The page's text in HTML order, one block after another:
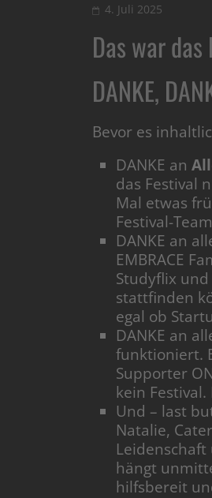
4. Juli 2025
Das war das
DANKE,
Bevor es
DANKE an
das Festival
Mal etwas
Festival-
DANKE an
EMBRACE
Studyflix
stattfinden
egal ob
DANKE an
funktioniert.
Supporter
kein
Und – last
Natalie,
Leidenschaft
hängt
hilfsbereit